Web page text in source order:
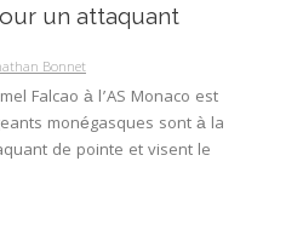
un attaquant
Bonnet
Falcao à l’AS Monaco est
monégasques sont à la
de pointe et visent le